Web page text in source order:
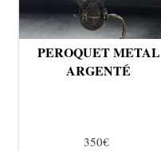
PEROQUET METAL
ARGENTÉ
350€